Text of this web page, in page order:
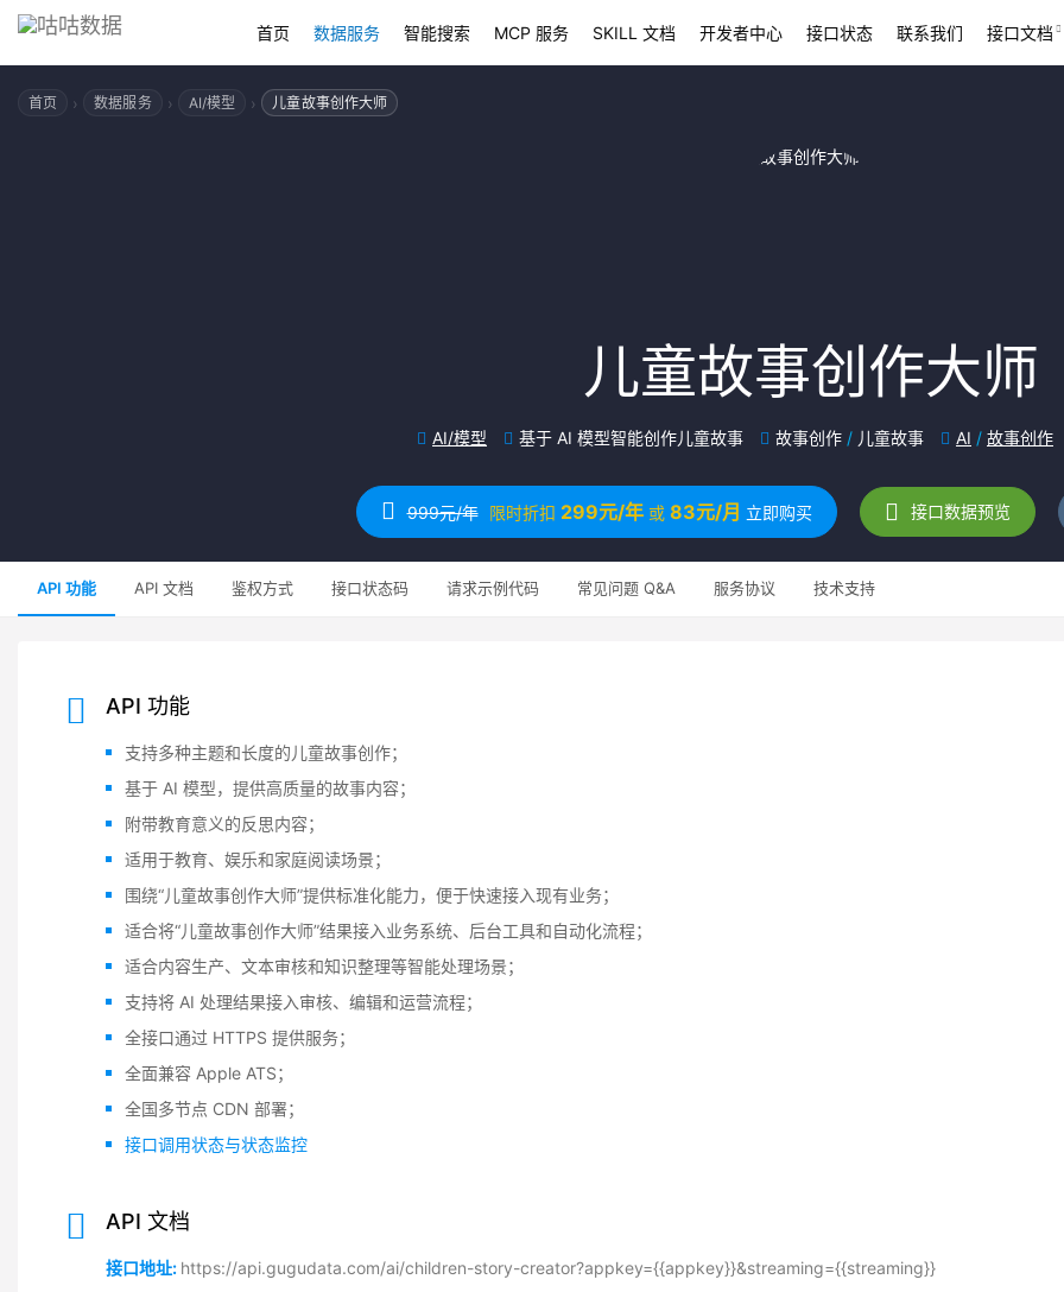
首页 数据服务 智能搜索 MCP 服务 SKILL 文档 开发者中心 接口状态 联系我们 接口文档
首页 › 数据服务 › AI/模型 › 儿童故事创作大师
儿童故事创作大师
AI/模型 基于 AI 模型智能创作儿童故事 故事创作 / 儿童故事 AI / 故事创作
999元/年 限时折扣 299元/年 或 83元/月 立即购买 接口数据预览
API 功能 API 文档 鉴权方式 接口状态码 请求示例代码 常见问题 Q&A 服务协议 技术支持
API 功能
支持多种主题和长度的儿童故事创作；
基于 AI 模型，提供高质量的故事内容；
附带教育意义的反思内容；
适用于教育、娱乐和家庭阅读场景；
围绕“儿童故事创作大师”提供标准化能力，便于快速接入现有业务；
适合将“儿童故事创作大师”结果接入业务系统、后台工具和自动化流程；
适合内容生产、文本审核和知识整理等智能处理场景；
支持将 AI 处理结果接入审核、编辑和运营流程；
全接口通过 HTTPS 提供服务；
全面兼容 Apple ATS；
全国多节点 CDN 部署；
接口调用状态与状态监控
API 文档
接口地址: https://api.gugudata.com/ai/children-story-creator?appkey={{appkey}}&streaming={{streaming}}